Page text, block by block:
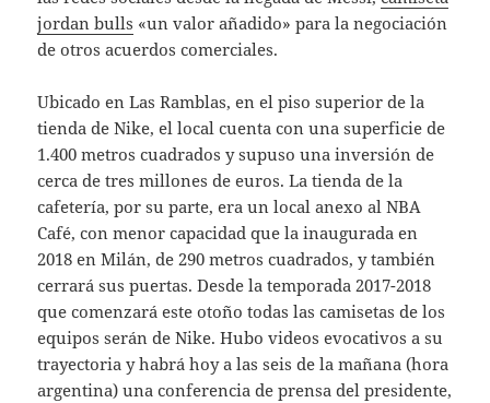
jordan bulls «un valor añadido» para la negociación
de otros acuerdos comerciales.
Ubicado en Las Ramblas, en el piso superior de la
tienda de Nike, el local cuenta con una superficie de
1.400 metros cuadrados y supuso una inversión de
cerca de tres millones de euros. La tienda de la
cafetería, por su parte, era un local anexo al NBA
Café, con menor capacidad que la inaugurada en
2018 en Milán, de 290 metros cuadrados, y también
cerrará sus puertas. Desde la temporada 2017-2018
que comenzará este otoño todas las camisetas de los
equipos serán de Nike. Hubo videos evocativos a su
trayectoria y habrá hoy a las seis de la mañana (hora
argentina) una conferencia de prensa del presidente,